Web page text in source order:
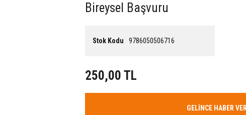
Bireysel Başvuru
Stok Kodu 9786050506716
250,00 TL
GELİNCE HABER